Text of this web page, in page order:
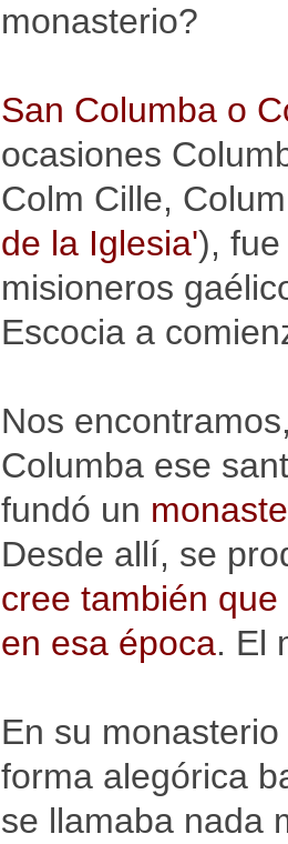
monasterio?
San Columba o
ocasiones
Colm Cille,
de la Iglesia'),
misioneros
Escocia a
Nos
Columba ese
fundó un
Desde allí, se
cree también
en esa época. El
En su
forma alegórica
se llamaba nada